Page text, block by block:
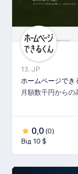
13, JP
ホームページでき
月額数千円から
0,0 (0)
Від 10 $